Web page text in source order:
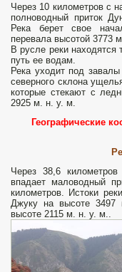
Через 10 километров с
полноводный приток
Река берет свое
перевала высотой 3773
В русле реки
путь ее водам.
Река уходит под
северного склона
которые стекают с
2925 м. н. у. м.
Географические
Через 38,6
впадает маловодный
километров. Истоки
Джуку на высоте
высоте 2115 м. н. у. м..